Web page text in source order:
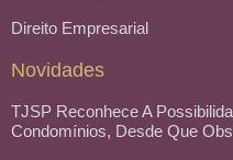
Direito Empresarial
Novidades
TJSP Reconhece A
Condomínios, Desde Que